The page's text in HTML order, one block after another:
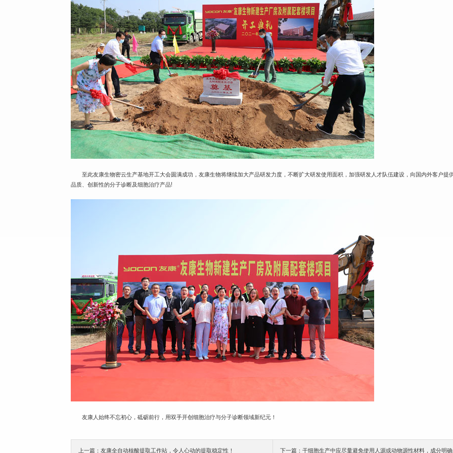
至此友康生物密云生产基地开工大会圆满成功，友康生物将继续加大产品研发力度，不断扩大研发使用面积，加强研发人才队伍建设，向国内外客户提
品质、创新性的分子诊断及细胞治疗产品!
友康人始终不忘初心，砥砺前行，用双手开创细胞治疗与分子诊断领域新纪元！
上一篇：友康全自动核酸提取工作站，令人心动的提取稳定性！